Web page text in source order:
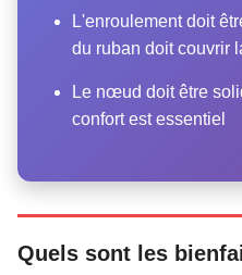
L'enroulement doit
du ruban doit couvrir
Le nœud doit être
confort est essentiel
Quels sont les